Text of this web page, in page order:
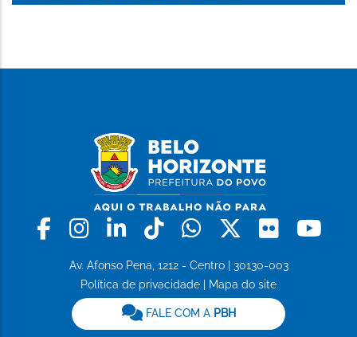
Facebook
Instagram
LinkedinTiktokWhatsapp
X Flickr
Av. Afonso Pena, 1212 - Centro | 30130-003
Política de privacidade
Mapa do site
FALE COM A PBH